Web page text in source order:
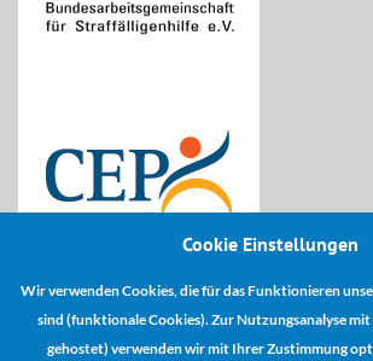
Cookie Einstellungen
Wir verwenden Cookies, die für das Funktionieren
sind (funktionale Cookies). Zur Nutzungsanalyse
gehostet) verwenden wir mit Ihrer Zustimmung
Kooperationspartner: